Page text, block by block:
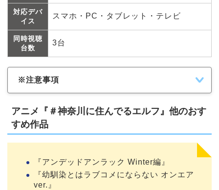
対応デバ
イス
スマホ・PC・タブレット・テレビ
同時視聴
台数
3台
※注意事項
アニメ『＃神奈川に住んでるエルフ』他のおす
すめ作品
『アンデッドアンラック Winter編』
『幼馴染とはラブコメにならない オンエア
ver.』